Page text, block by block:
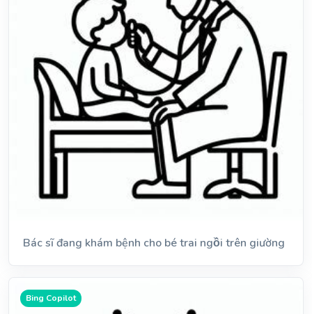
Bác sĩ đang khám bệnh cho bé trai ngồi trên giường
Bing Copilot